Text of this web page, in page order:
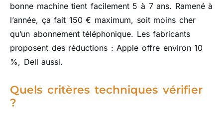
bonne machine tient facilement 5 à 7 ans. Ramené à
l’année, ça fait 150 € maximum, soit moins cher
qu’un abonnement téléphonique. Les fabricants
proposent des réductions : Apple offre environ 10
%, Dell aussi.
Quels critères techniques vérifier
?